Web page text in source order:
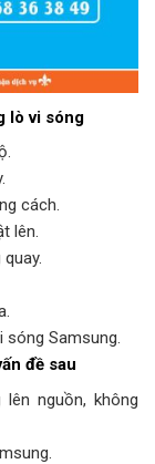
lò vi sóng
cách.
lên.
sóng Samsung.
đề sau
lên nguồn, không